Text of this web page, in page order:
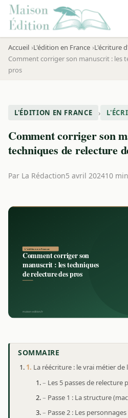
Accueil L'édition en France L'écriture
Comment corriger son manuscrit : les
pros
L'ÉDITION EN FRANCE ›
Comment corriger son
techniques de relecture
Par La Rédaction5 avril 202410
SOMMAIRE
La réécriture : le vrai métier de
Les 5 passes de relecture
Passe 1 : La structure
Passe 2 : Les personnages